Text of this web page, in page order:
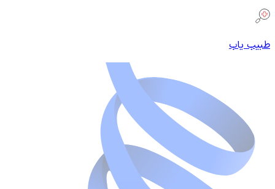
طبیب یاب